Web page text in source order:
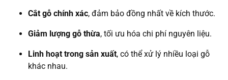
Cắt gỗ chính xác, đảm bảo đồng nhất về kích thước.
Giảm lượng gỗ thừa, tối ưu hóa chi phí nguyên liệu.
Linh hoạt trong sản xuất, có thể xử lý nhiều loại gỗ
khác nhau.